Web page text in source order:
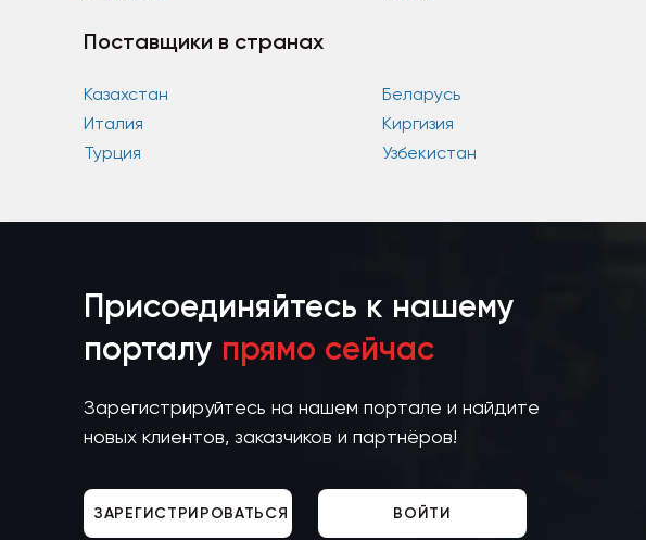
Поставщики в странах
Казахстан Беларусь
Италия
Киргизия
Турция
Узбекистан
Присоединяйтесь к нашему
порталу прямо сейчас
Зарегистрируйтесь на нашем портале и найдите
новых клиентов, заказчиков и партнёров!
ЗАРЕГИСТРИРОВАТЬСЯ ВОЙТИ